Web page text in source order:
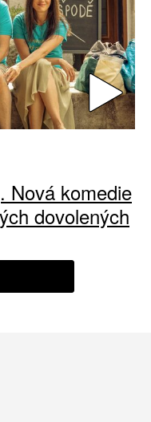
Nová komedie
dovolených